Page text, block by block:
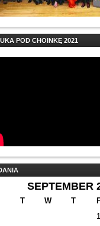
POD CHOINKĘ 2021
SEPTEMBER
T W T
1